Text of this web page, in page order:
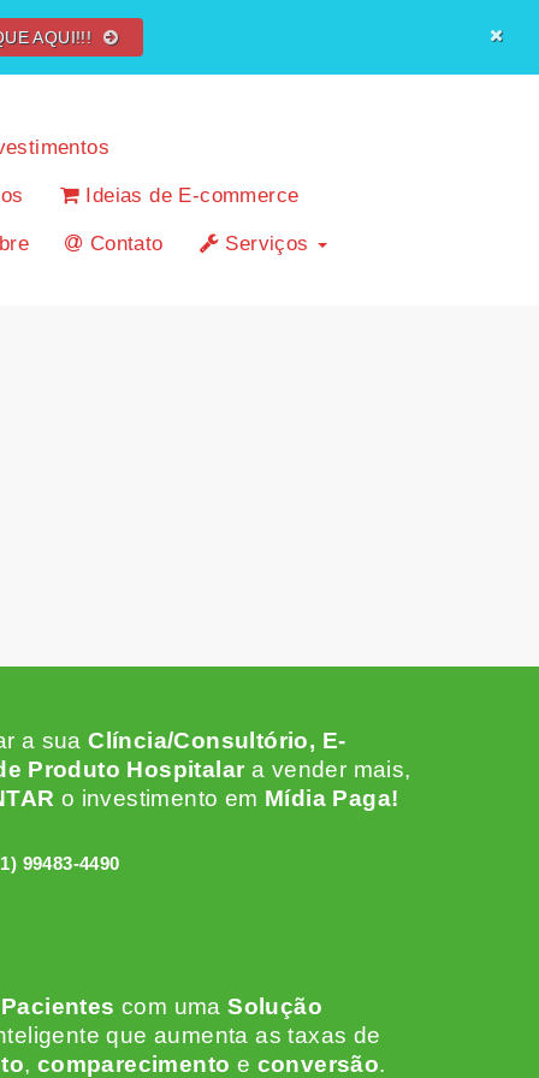
AQUI!!!
Ideias de E-commerce
Contato Serviços
a suaClíncia/Consultório, E-
Produto Hospitalar a vender mais,
o investimento em Mídia Paga!
99483-4490
com umaSolução
que aumenta as taxas de
, comparecimento e conversão.